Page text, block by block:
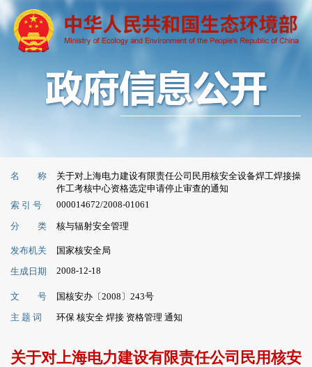
名 称
关于对上海电力建设有限责任公司民用核安全设备焊工焊接操
作工考核中心资格选定申请停止审查的通知
索 引 号
000014672/2008-01061
分 类 核与辐射安全管理
发布机关
国家核安全局
生成日期
2008-12-18
文 号
国核安办〔2008〕243号
主 题 词
环保 核安全 焊接 资格管理 通知
关于对上海电力建设有限责任公司民用核安